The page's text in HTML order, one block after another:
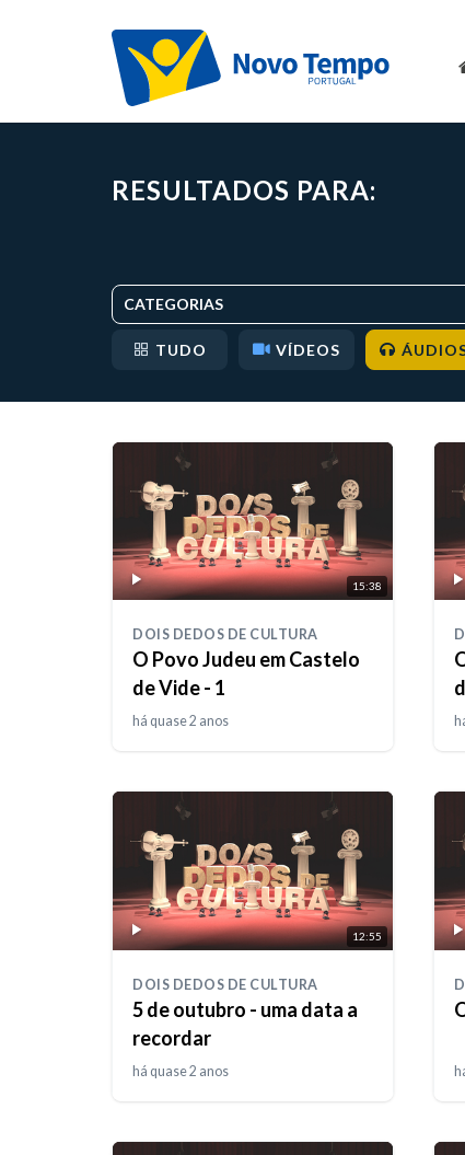
RESULTADOS PARA:
CATEGORIAS
TUDO VÍDEOS
15:38
DOIS DEDOS DE CULTURA
O Povo Judeu em Castelo
de Vide - 1
há quase 2 anos
12:55
DOIS DEDOS DE CULTURA
5 de outubro - uma data a
recordar
há quase 2 anos